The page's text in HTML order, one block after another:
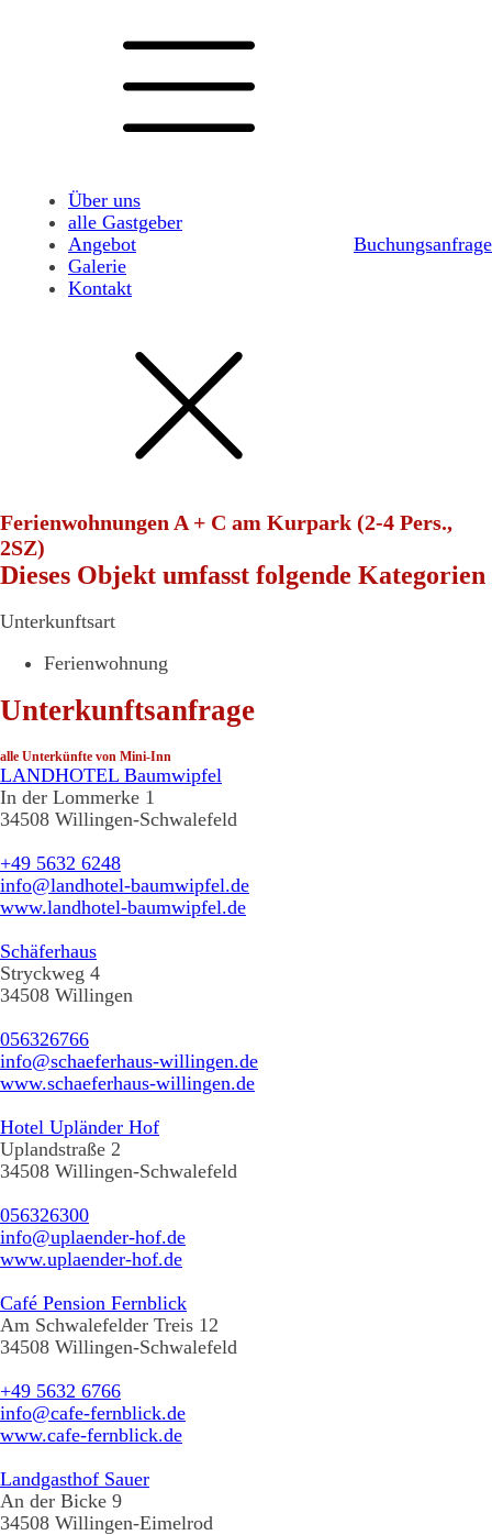
Über uns
alle Gastgeber
Angebot
Galerie
Kontakt
Buchungsanfrage
Ferienwohnungen A + C am Kurpark (2-4 Pers.,
2SZ)
Dieses Objekt umfasst folgende Kategorien
Unterkunftsart
Ferienwohnung
Unterkunftsanfrage
alle Unterkünfte von Mini-Inn
LANDHOTEL Baumwipfel
In der Lommerke 1
34508 Willingen-Schwalefeld
+49 5632 6248
info@landhotel-baumwipfel.de
www.landhotel-baumwipfel.de
Schäferhaus
Stryckweg 4
34508 Willingen
056326766
info@schaeferhaus-willingen.de
www.schaeferhaus-willingen.de
Hotel Upländer Hof
Uplandstraße 2
34508 Willingen-Schwalefeld
056326300
info@uplaender-hof.de
www.uplaender-hof.de
Café Pension Fernblick
Am Schwalefelder Treis 12
34508 Willingen-Schwalefeld
+49 5632 6766
info@cafe-fernblick.de
www.cafe-fernblick.de
Landgasthof Sauer
An der Bicke 9
34508 Willingen-Eimelrod